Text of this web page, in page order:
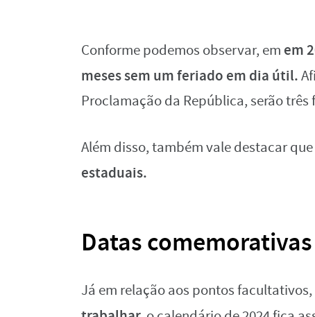
Conforme podemos observar, em em
meses sem um feriado em dia útil.
Proclamação da República, serão
Além disso, também vale destacar
estaduais.
Datas
Já em relação aos pontos